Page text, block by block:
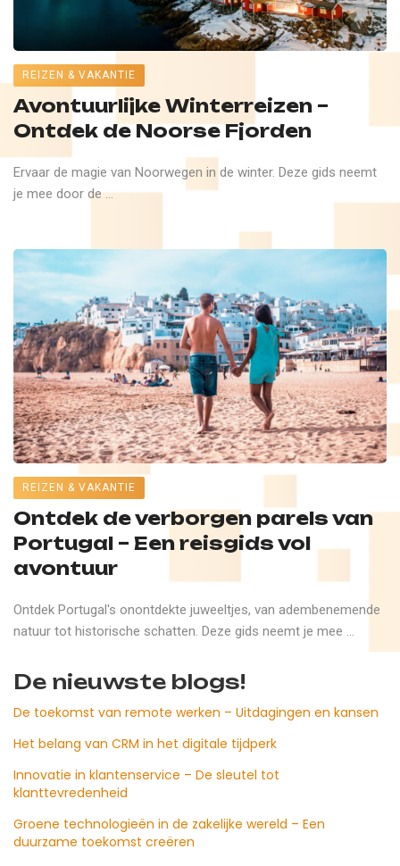
REIZEN & VAKANTIE
Avontuurlijke Winterreizen –
Ontdek de Noorse Fjorden
Ervaar de magie van Noorwegen in de winter. Deze gids neemt
je mee door de ...
REIZEN & VAKANTIE
Ontdek de verborgen parels van
Portugal – Een reisgids vol
avontuur
Ontdek Portugal's onontdekte juweeltjes, van adembenemende
natuur tot historische schatten. Deze gids neemt je mee ...
De nieuwste blogs!
De toekomst van remote werken – Uitdagingen en kansen
Het belang van CRM in het digitale tijdperk
Innovatie in klantenservice – De sleutel tot
klanttevredenheid
Groene technologieën in de zakelijke wereld – Een
duurzame toekomst creëren